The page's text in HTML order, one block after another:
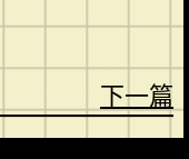
下一篇